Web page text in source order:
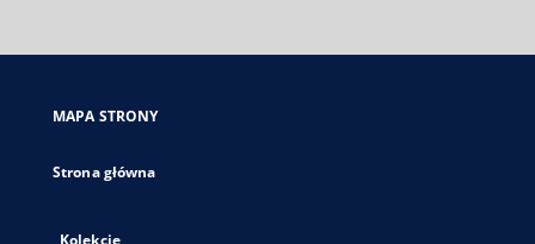
się
karcie
MAPA STRONY
Strona główna
Kolekcje